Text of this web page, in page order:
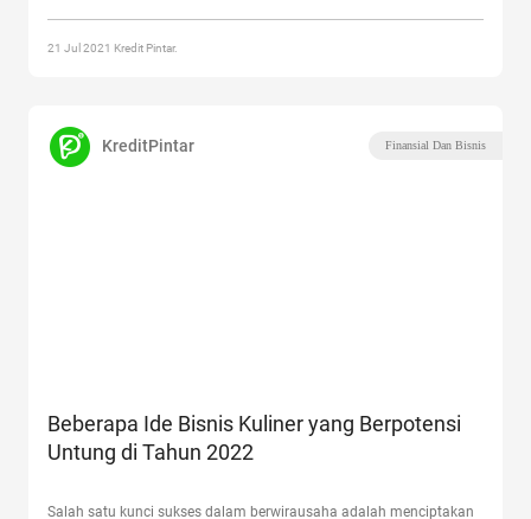
21 Jul 2021 Kredit Pintar.
KreditPintar Finansial Dan Bisnis
Beberapa Ide Bisnis Kuliner yang Berpotensi
Untung di Tahun 2022
Salah satu kunci sukses dalam berwirausaha adalah menciptakan